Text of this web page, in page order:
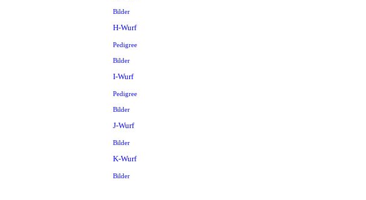
Bilder
H-Wurf
Pedigree
Bilder
I-Wurf
Pedigree
Bilder
J-Wurf
Bilder
K-Wurf
Bilder